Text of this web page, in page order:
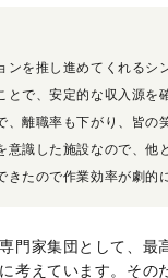
ンを推し進めてくれるシ
とで、安定的な収入源を
、離職率も下がり、皆の
意識した施設なので、他
きたので作業効率が劇的
門家集団として、最
考えています。その